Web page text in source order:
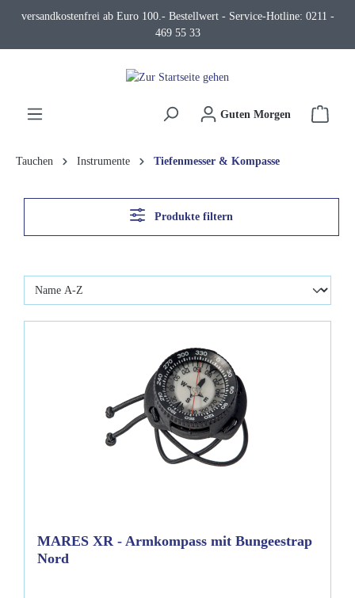
springen
versandkostenfrei ab Euro 100.- Bestellwert - Service-Hotline: 0211 -
469 55 33
Guten Morgen
Tauchen Instrumente Tiefenmesser & Kompasse
Produkte filtern
MARES XR - Armkompass mit Bungeestrap
Nord